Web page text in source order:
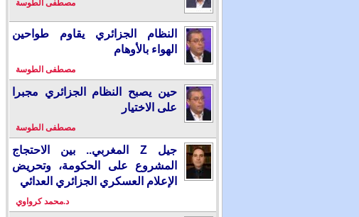
مصطفى الطوسة
النظام الجزائري يقاوم طواحين
الهواء بالأوهام
مصطفى الطوسة
حين يصبح النظام الجزائري مجبرا
على الاختيار
مصطفى الطوسة
جيل Z المغربي.. بين الاحتجاج
المشروع على الحكومة، وتحريض
الإعلام العسكري الجزائري العدائي
د.محمد كرواوي